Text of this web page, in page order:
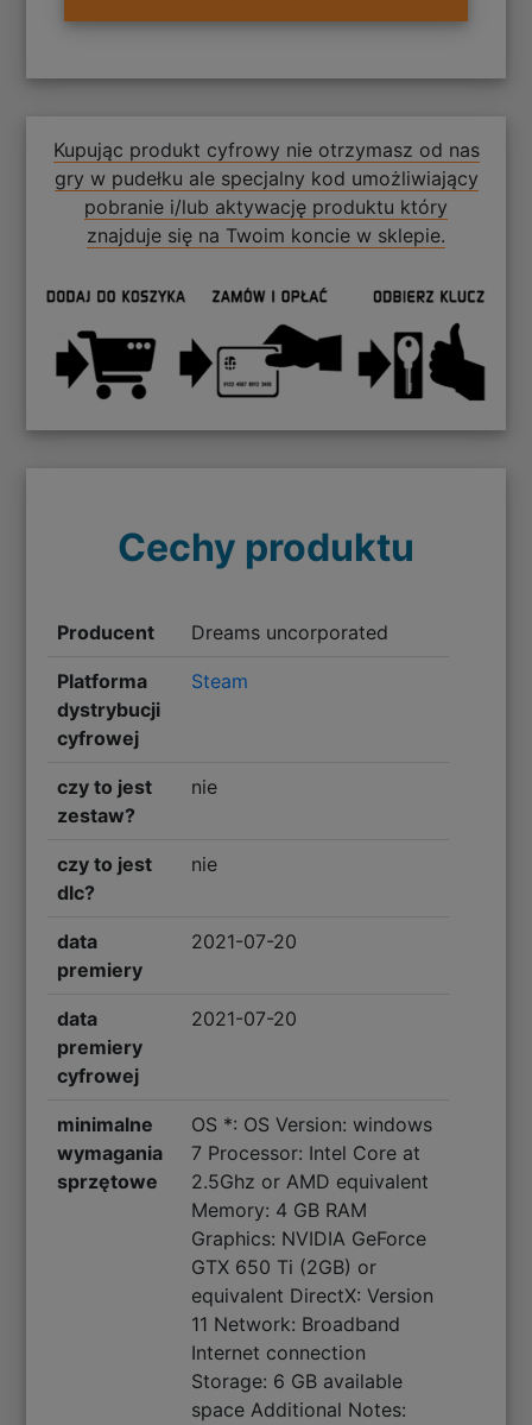
Kupując produkt cyfrowy nie otrzymasz od nas
gry w pudełku ale specjalny kod umożliwiający
pobranie i/lub aktywację produktu który
znajduje się na Twoim koncie w sklepie.
Cechy produktu
Producent Dreams uncorporated
Platforma
dystrybucji
cyfrowej
Steam
czy to jest
zestaw?
nie
czy to jest
dlc?
nie
data
premiery
2021-07-20
data
premiery
cyfrowej
2021-07-20
minimalne
wymagania
sprzętowe
OS *: OS Version: windows
7 Processor: Intel Core at
2.5Ghz or AMD equivalent
Memory: 4 GB RAM
Graphics: NVIDIA GeForce
GTX 650 Ti (2GB) or
equivalent DirectX: Version
11 Network: Broadband
Internet connection
Storage: 6 GB available
space Additional Notes: